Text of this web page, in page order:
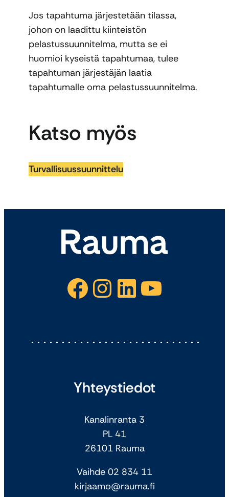
Jos tapahtuma järjestetään tilassa,
johon on laadittu kiinteistön
pelastussuunnitelma, mutta se ei
huomioi kyseistä tapahtumaa, tulee
tapahtuman järjestäjän laatia
tapahtumalle oma pelastussuunnitelma.
Katso myös
Turvallisuussuunnittelu
Facebook Instagram LinkedIn YouTube
Yhteystiedot
Kanalinranta 3
PL 41
26101 Rauma
Vaihde 02 834 11
kirjaamo@rauma.fi